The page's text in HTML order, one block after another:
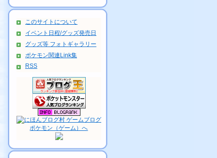
このサイトについて
イベント日程/グッズ発売日
グッズ等 フォトギャラリー
ポケモン関連Link集
RSS